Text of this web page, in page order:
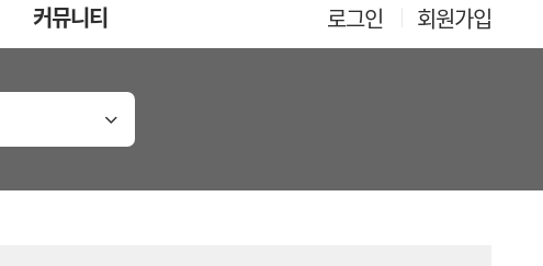
커뮤니티 로그인 회원가입